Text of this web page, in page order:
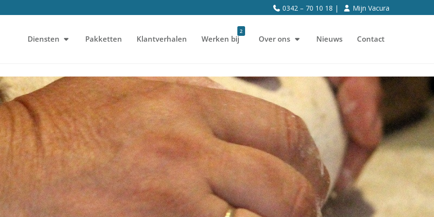
0342 – 70 10 18 | Mijn Vacura
Diensten Pakketten Klantverhalen Werken bij
2
Over ons Nieuws Contact